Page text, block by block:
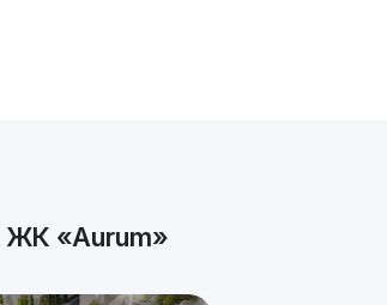
ЖК «Aurum»